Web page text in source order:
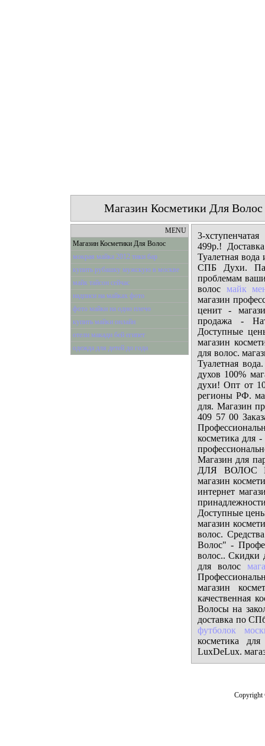
Магазин Косметики Для Волос
MENU
Магазин Косметики Для Волос
мокрая майка 2012 тики бар
купить рубашку мужскую в москве
майк тайсон сейчас
надписи на майках фото
фото майки на одно плечо
купить майки онлайн
отели макади бей египет
одежда для детей до года
3-
499р.!
Туалетная
СПБ Духи.
проблемам
волос майк
магазин
ценит -
продажа -
Доступные
магазин
для волос.
Туалетная
духов 100%
духи! Опт от
регионы РФ.
для. Магазин
409 57 00
косметика
Магазин для
ДЛЯ ВОЛОС И.
магазин
интернет
Доступные
магазин
волос.
Волос" -
волос.. Скидки
для волос
магазин
качественная
Волосы на
доставка по
футболок
косметика
LuxDeLux.
Copyright